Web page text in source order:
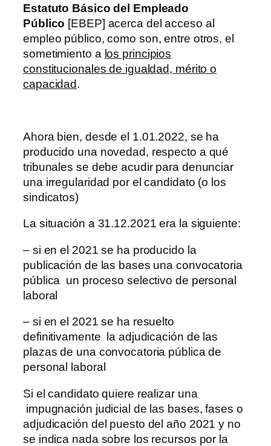
Estatuto Básico del Empleado
Público [EBEP] acerca del acceso al
empleo público, como son, entre otros, el
sometimiento a los principios
constitucionales de igualdad, mérito o
capacidad.
Ahora bien, desde el 1.01.2022, se ha
producido una novedad, respecto a qué
tribunales se debe acudir para denunciar
una irregularidad por el candidato (o los
sindicatos)
La situación a 31.12.2021 era la siguiente:
– si en el 2021 se ha producido la
publicación de las bases una convocatoria
pública un proceso selectivo de personal
laboral
– si en el 2021 se ha resuelto
definitivamente la adjudicación de las
plazas de una convocatoria pública de
personal laboral
Si el candidato quiere realizar una
impugnación judicial de las bases, fases o
adjudicación del puesto del año 2021 y no
se indica nada sobre los recursos por la